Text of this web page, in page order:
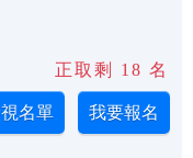
正取剩 18 名